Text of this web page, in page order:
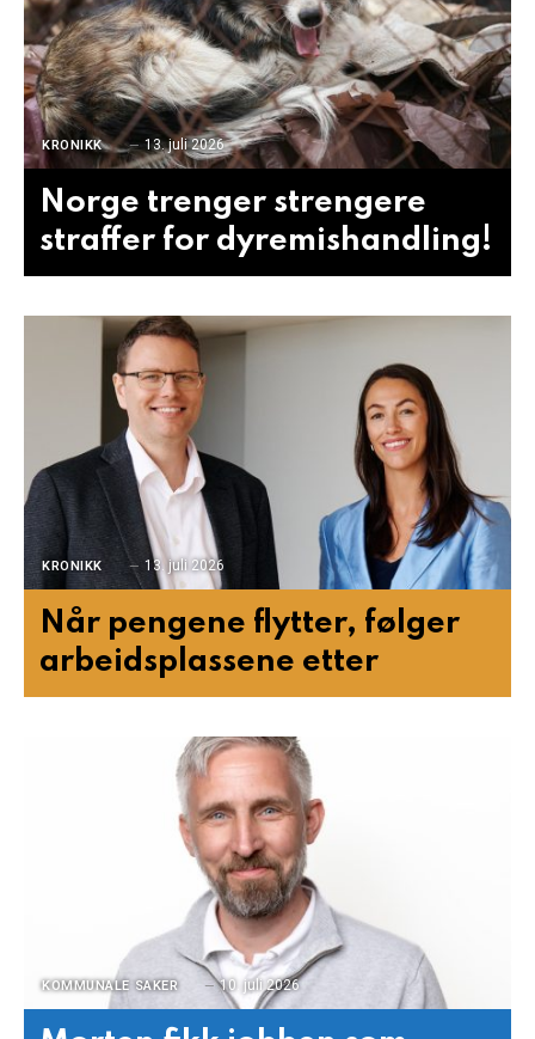
KRONIKK 13. juli 2026
Norge trenger strengere
straffer for dyremishandling!
KRONIKK 13. juli 2026
Når pengene flytter, følger
arbeidsplassene etter
KOMMUNALE SAKER 10. juli 2026